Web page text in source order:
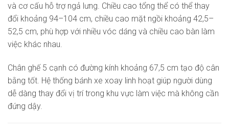
và cơ cấu hỗ trợ ngả lưng. Chiều cao tổng thể có thể thay
đổi khoảng 94–104 cm, chiều cao mặt ngồi khoảng 42,5–
52,5 cm, phù hợp với nhiều vóc dáng và chiều cao bàn làm
việc khác nhau.
Chân ghế 5 cạnh có đường kính khoảng 67,5 cm tạo độ cân
bằng tốt. Hệ thống bánh xe xoay linh hoạt giúp người dùng
dễ dàng thay đổi vị trí trong khu vực làm việc mà không cần
đứng dậy.